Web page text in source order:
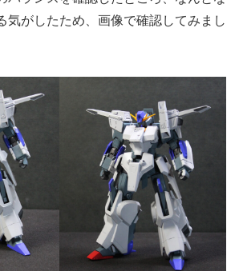
気がしたため、画像で確認してみまし